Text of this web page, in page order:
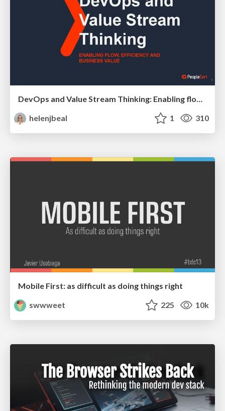
DevOps and Value Stream Thinking: Enabling flow, efficiency and business value
helenjbeal
1 310
Mobile First: as difficult as doing things right
swwweet
225 10k